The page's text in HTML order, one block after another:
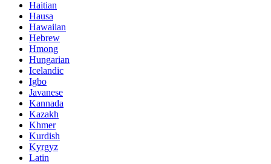
Haitian
Hausa
Hawaiian
Hebrew
Hmong
Hungarian
Icelandic
Igbo
Javanese
Kannada
Kazakh
Khmer
Kurdish
Kyrgyz
Latin